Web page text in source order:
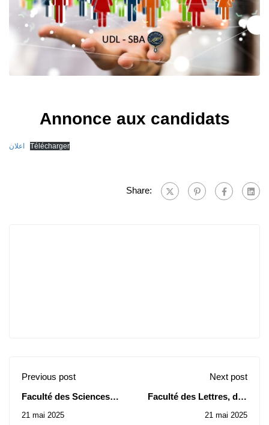
Annonce aux candidats
اعلان Télécharger
Share:
Previous post
Faculté des Sciences
Avis de Consultation N°
21 mai 2025
Next post
Faculté des Lettres, des
Avis de Consultation N°
21 mai 2025